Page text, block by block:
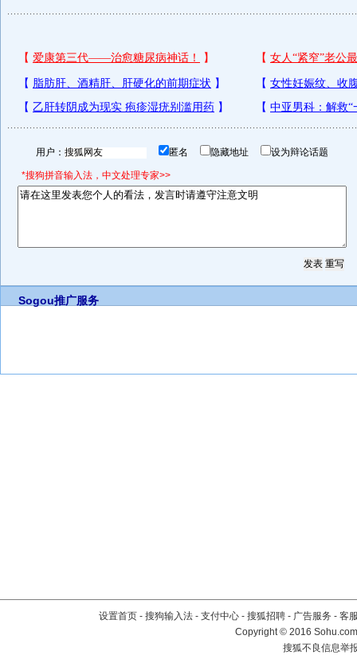
用户： 匿名 隐藏地址 设为辩论话题
*搜狗拼音输入法，中文处理专家>>
Sogou推广服务
设置首页 - 搜狗输入法 - 支付中心 - 搜狐招聘 - 广告服务 - 客
Copyright©2016
搜狐不良信息举